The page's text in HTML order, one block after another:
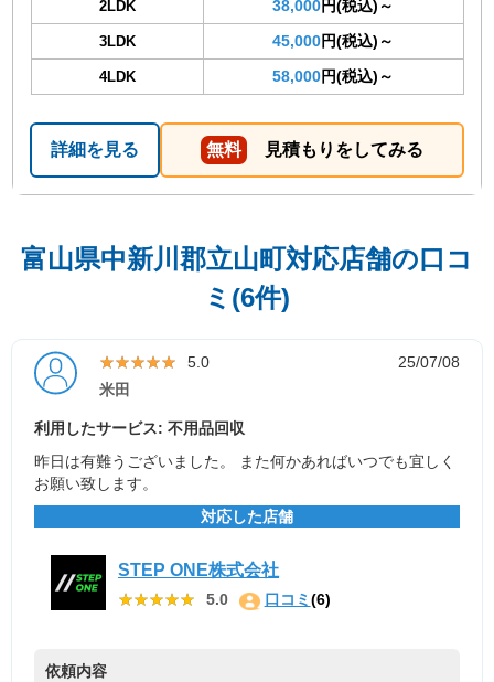
2LDK 38,000円(税込)～
3LDK 45,000円(税込)～
4LDK 58,000円(税込)～
詳細を見る 無料 見積もりをしてみる
富山県中新川郡立山町対応店舗の口コ
ミ(6件)
★★★★★
★★★★★ 5.0
25/07/08
米田
利用したサービス: 不用品回収
昨日は有難うございました。 また何かあればいつでも宜しく
お願い致します。
対応した店舗
STEP ONE株式会社
★★★★★
★★★★★ 5.0 口コミ(6)
依頼内容